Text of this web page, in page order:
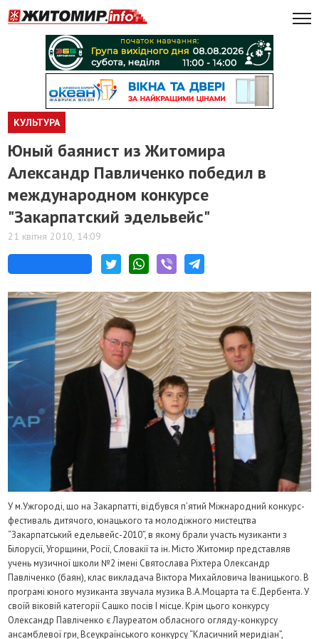
КУЛЬТУРА
Юный баянист из Житомира
Александр Павличенко победил в
международном конкурсе
"Закарпатский эдельвейс"
21 квітня 2010, 14:09
У м.Ужгороді, що на Закарпатті, відбувся п’ятий Міжнародний конкурс-
фестиваль дитячого, юнацького та молодіжного мистецтва
“Закарпатський едельвейс-2010”, в якому брали участь музиканти з
Білорусії, Угорщини, Росії, Словакії та ін. Місто Житомир представляв
учень музичної школи №2 імені Святослава Ріхтера Олександр
Павліченко (баян), клас викладача Віктора Михайловича Іваницького. В
програмі юного музиканта звучала музика В.А.Моцарта та Є.Дербента. У
своїй віковій категорії Сашко посів І місце. Крім цього конкурсу
Олександр Павліченко є Лауреатом обласного огляду-конкурсу
ансамблевої гри, Всеукраїнського конкурсу “Класичний меридіан”,